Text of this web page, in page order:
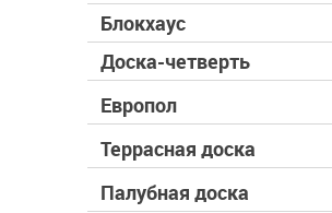
Блокхаус
Доска-четверть
Европол
Террасная доска
Палубная доска